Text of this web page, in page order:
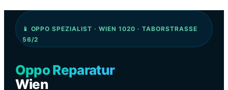
📱 OPPO SPEZIALIST · WIEN 1020 · TABORSTRASSE
56/2
Oppo Reparatur
Wien